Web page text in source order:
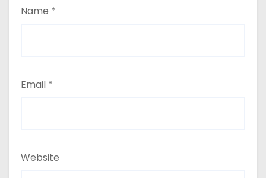
Name *
Email *
Website